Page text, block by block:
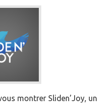
montrer Sliden’Joy, un